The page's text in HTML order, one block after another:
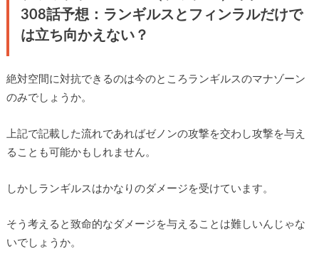
308話予想：ランギルスとフィンラルだけで
は立ち向かえない？
絶対空間に対抗できるのは今のところランギルスのマナゾーン
のみでしょうか。
上記で記載した流れであればゼノンの攻撃を交わし攻撃を与え
ることも可能かもしれません。
しかしランギルスはかなりのダメージを受けています。
そう考えると致命的なダメージを与えることは難しいんじゃな
いでしょうか。